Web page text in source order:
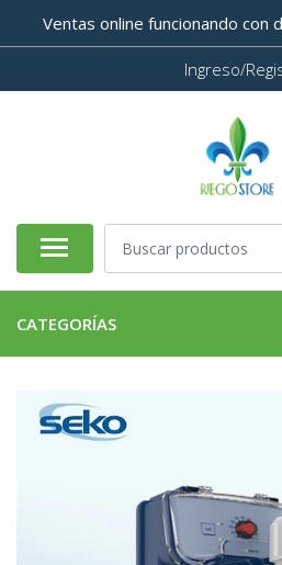
Ventas online funcionando con
Ingreso/
CATEGORÍAS